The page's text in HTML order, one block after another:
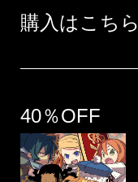
購入はこちら
40％OFF